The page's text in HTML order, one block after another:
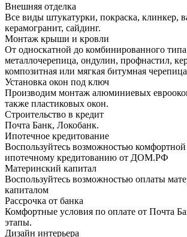
Внешняя отделка
Все виды штукатурки, покраска, клинкер,
керамогранит, сайдинг.
Монтаж крыши и кровли
От односкатной до комбинированного
металлочерепица, ондулин, профнастил,
композитная или мягкая битумная
Установка окон под ключ
Производим монтаж алюминиевых
также пластиковых окон.
Строительство в кредит
Почта Банк, Локобанк.
Ипотечное кредитование
Воспользуйтесь возможностью
ипотечному кредитованию от ДОМ.РФ
Материнский капитал
Воспользуйтесь возможностью оплаты
капиталом
Рассрочка от банка
Комфортные условия по оплате от Почта
этапы.
Дизайн интерьера